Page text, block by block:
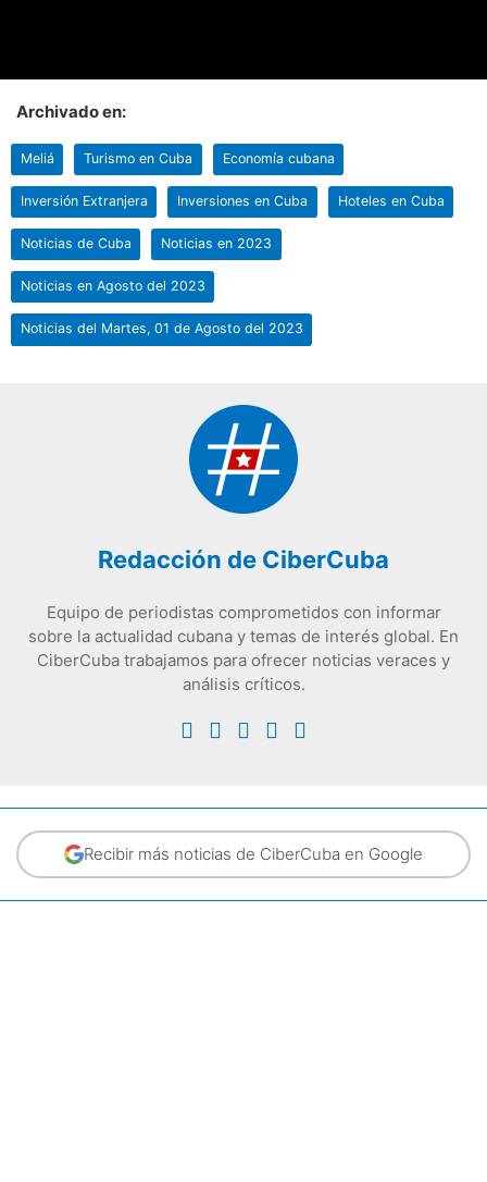
Archivado en:
Meliá Turismo en Cuba Economía cubana
Inversión Extranjera Inversiones en Cuba Hoteles en Cuba
Noticias de Cuba Noticias en 2023
Noticias en Agosto del 2023
Noticias del Martes, 01 de Agosto del 2023
Redacción de CiberCuba
Equipo de periodistas comprometidos con informar
sobre la actualidad cubana y temas de interés global. En
CiberCuba trabajamos para ofrecer noticias veraces y
análisis críticos.
Recibir más noticias de CiberCuba en Google